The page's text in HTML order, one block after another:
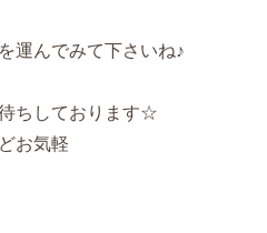
運んでみて下さいね♪
ちしております☆
お気軽